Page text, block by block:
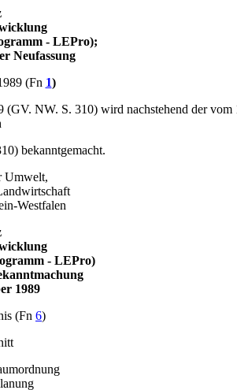
- LEPro);
Neufassung
(Fn 1)
NW. S. 310) wird nachstehend der vom
bekanntgemacht.
Umwelt,
Westfalen
- LEPro)
1989
(Fn 6)